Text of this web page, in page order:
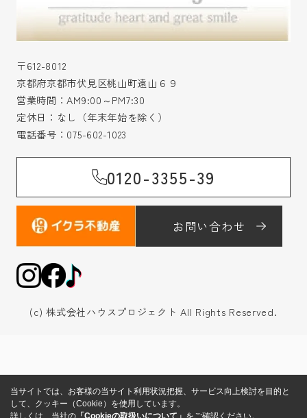
〒612-8012
京都府京都市伏見区桃山町遠山６９
営業時間：AM9:00～PM7:30
定休日：なし（年末年始を除く）
電話番号： 075-602-1023
0120-3355-39
お問い合わせ
(c) 株式会社ハウスプロジェクト All Rights Reserved.
当サイトでは、お客様の当サイト利用状況把握、サービス向上検討を目的と
して、クッキー（Cookie）を使用しています。
詳しくは、当社の 「Cookieの取扱いについて」 をご確認ください。